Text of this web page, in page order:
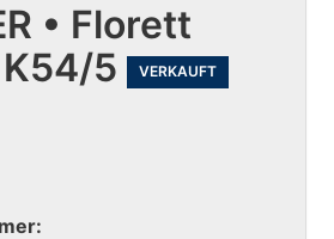
• Florett
5
VERKAUFT